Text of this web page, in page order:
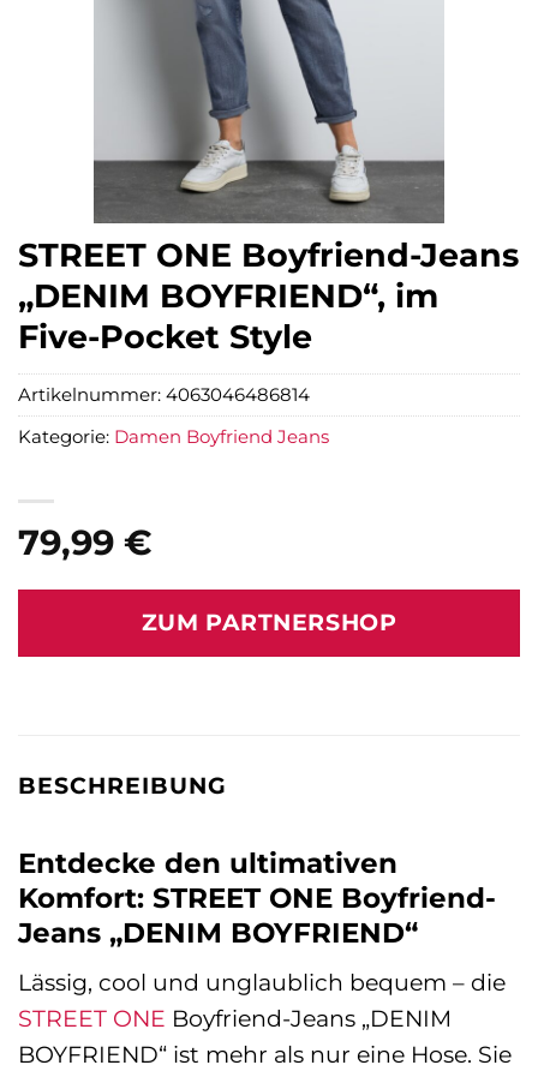
STREET ONE Boyfriend-Jeans
„DENIM BOYFRIEND“, im
Five-Pocket Style
79,99 €
ZUM PARTNERSHOP
Artikelnummer: 4063046486814
Kategorie: Damen Boyfriend Jeans
BESCHREIBUNG
Entdecke den ultimativen
Komfort: STREET ONE Boyfriend-
Jeans „DENIM BOYFRIEND“
Lässig, cool und unglaublich bequem – die
STREET ONE Boyfriend-Jeans „DENIM
BOYFRIEND“ ist mehr als nur eine Hose. Sie